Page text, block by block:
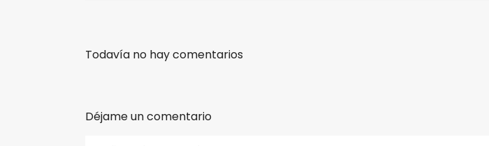
Todavía no hay comentarios
Déjame un comentario